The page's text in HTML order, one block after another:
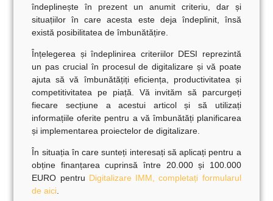
îndeplinește în prezent un anumit criteriu, dar și
situațiilor în care acesta este deja îndeplinit, însă
există posibilitatea de îmbunătățire.
Înțelegerea și îndeplinirea criteriilor DESI reprezintă
un pas crucial în procesul de digitalizare și vă poate
ajuta să vă îmbunătățiți eficiența, productivitatea și
competitivitatea pe piață. Vă invităm să parcurgeți
fiecare secțiune a acestui articol și să utilizați
informațiile oferite pentru a vă îmbunătăți planificarea
și implementarea proiectelor de digitalizare.
În situația în care sunteți interesați să aplicați pentru a
obține finanțarea cuprinsă între 20.000 și 100.000
EURO pentru Digitalizare IMM, completați formularul
de aici.